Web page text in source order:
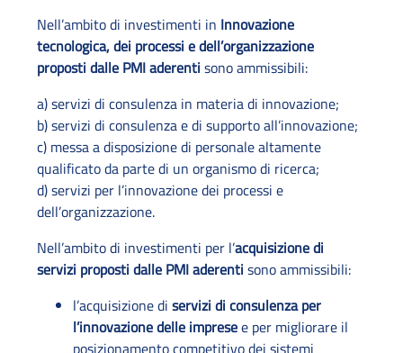
Nell’ambito di investimenti in Innovazione
tecnologica, dei processi e dell’organizzazione
proposti dalle PMI aderenti sono ammissibili:
a) servizi di consulenza in materia di innovazione;
b) servizi di consulenza e di supporto all’innovazione;
c) messa a disposizione di personale altamente
qualificato da parte di un organismo di ricerca;
d) servizi per l’innovazione dei processi e
dell’organizzazione.
Nell’ambito di investimenti per l’acquisizione di
servizi proposti dalle PMI aderenti sono ammissibili:
l’acquisizione di servizi di consulenza per
l’innovazione delle impresee per migliorare il
posizionamento competitivo dei sistemi